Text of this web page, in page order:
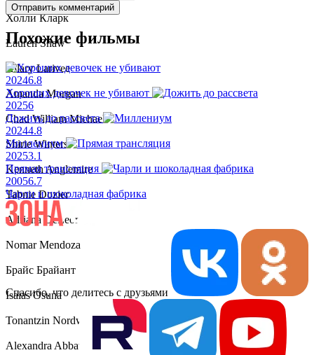
Холли Кларк
Lauren Shaw
Hilary Larivee
Amanda Morgan
Chad William Michael
Shirie Winters
Kenneth Anglemire
Tabnie Dozier
Adriana DeLeon
Nomar Mendoza
Брайс Брайант
Isaias Osuna
Tonantzin Nordwall
Alexandra Abbatangelo
Отправить комментарий
Похожие фильмы
20246.8
Хороших девочек не убивают
20256
Дожить до рассвета
20244.8
Миллениум
20253.1
Прямая трансляция
20056.7
Чарли и шоколадная фабрика
Спасибо, что делитесь с друзьями